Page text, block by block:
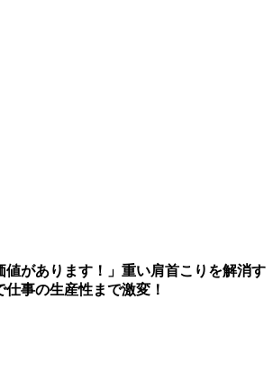
値があります！」重い肩首こりを解消す
事の生産性まで激変！